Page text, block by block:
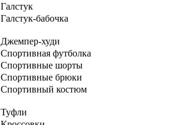
Галстук
Галстук-бабочка
Джемпер-худи
Спортивная футболка
Спортивные шорты
Спортивные брюки
Спортивный костюм
Туфли